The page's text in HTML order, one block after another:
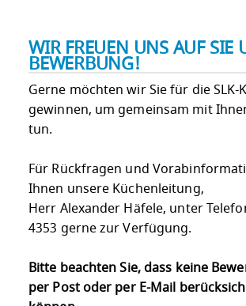
WIR FREUEN UNS AUF SIE
BEWERBUNG!
Gerne möchten wir Sie für die SLK-
gewinnen, um gemeinsam mit
tun.
Für Rückfragen und
Ihnen unsere Küchenleitung,
Herr Alexander Häfele, unter
4353 gerne zur Verfügung.
Bitte beachten Sie, dass keine
per Post oder per E-Mail